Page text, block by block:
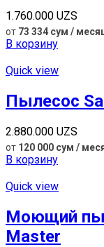
1.760.000 UZS
от 73 334 сум /
В корзину
Quick view
Пылесос
2.880.000 UZS
от 120 000 сум /
В корзину
Quick view
Моющий
Master